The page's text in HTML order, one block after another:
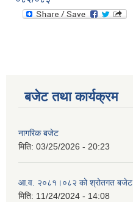
बजेट तथा कार्यक्रम
नागरिक बजेट
मिति: 03/25/2026 - 20:23
आ.व. २०८१।०८२ को श्रोतगत बजेट
मिति: 11/24/2024 - 14:08